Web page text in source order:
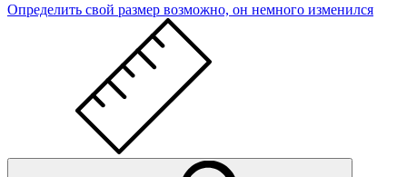
Определить свой размер возможно, он немного изменился